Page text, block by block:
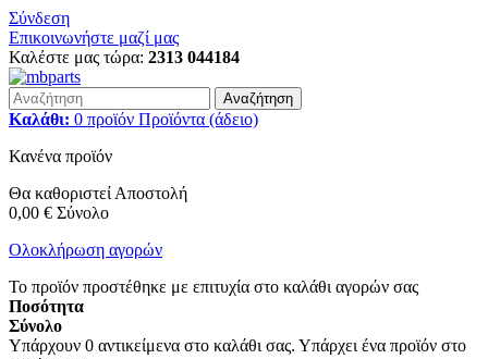
Σύνδεση
Επικοινωνήστε μαζί μας
Καλέστε μας τώρα: 2313 044184
Αναζήτηση
Καλάθι: 0 προϊόν Προϊόντα (άδειο)
Κανένα προϊόν
Θα καθοριστεί Αποστολή
0,00 € Σύνολο
Ολοκλήρωση αγορών
Το προϊόν προστέθηκε με επιτυχία στο καλάθι αγορών σας
Ποσότητα
Σύνολο
Υπάρχουν 0 αντικείμενα στο καλάθι σας. Υπάρχει ένα προϊόν στο